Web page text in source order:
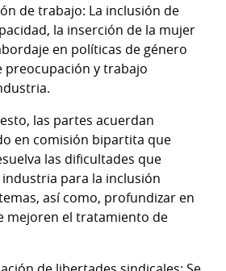
de trabajo: La inclusión de
la inserción de la mujer
en políticas de género
preocupación y trabajo
las partes acuerdan
en comisión bipartita que
las dificultades que
para la inclusión
así como, profundizar en
mejoren el tratamiento de